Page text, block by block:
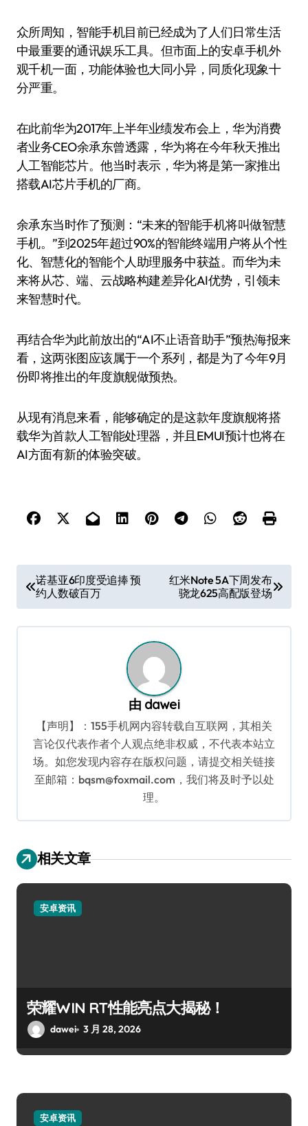
众所周知，智能手机目前已经成为了人们日常生活
中最重要的通讯娱乐工具。但市面上的安卓手机外
观千机一面，功能体验也大同小异，同质化现象十
分严重。
在此前华为2017年上半年业绩发布会上，华为消费
者业务CEO余承东曾透露，华为将在今年秋天推出
人工智能芯片。他当时表示，华为将是第一家推出
搭载AI芯片手机的厂商。
余承东当时作了预测：“未来的智能手机将叫做智慧
手机。”到2025年超过90%的智能终端用户将从个性
化、智慧化的智能个人助理服务中获益。而华为未
来将从芯、端、云战略构建差异化AI优势，引领未
来智慧时代。
再结合华为此前放出的“AI不止语音助手”预热海报来
看，这两张图应该属于一个系列，都是为了今年9月
份即将推出的年度旗舰做预热。
从现有消息来看，能够确定的是这款年度旗舰将搭
载华为首款人工智能处理器，并且EMUI预计也将在
AI方面有新的体验突破。
章
导
诺基亚6印度受追捧 预
约人数破百万
红米Note 5A下周发布
骁龙625高配版登场
由 dawei
【声明】：155手机网内容转载自互联网，其相关
言论仅代表作者个人观点绝非权威，不代表本站立
场。如您发现内容存在版权问题，请提交相关链接
至邮箱：bqsm@foxmail.com，我们将及时予以处
理。
相关文章
安卓资讯
荣耀WIN RT性能亮点大揭秘！
dawei 3 月 28, 2026
安卓资讯